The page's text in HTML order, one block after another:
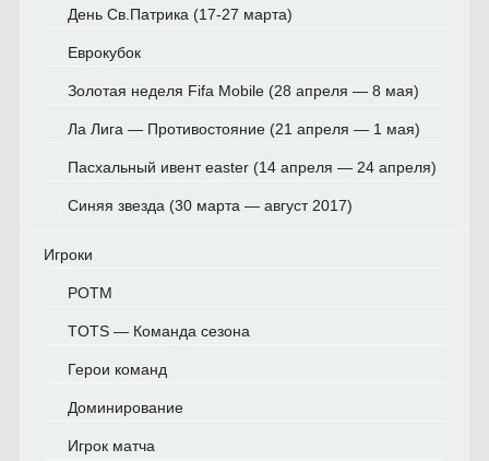
День Св.Патрика (17-27 марта)
Еврокубок
Золотая неделя Fifa Mobile (28 апреля — 8 мая)
Ла Лига — Противостояние (21 апреля — 1 мая)
Пасхальный ивент easter (14 апреля — 24 апреля)
Синяя звезда (30 марта — август 2017)
Игроки
POTM
TOTS — Команда сезона
Герои команд
Доминирование
Игрок матча